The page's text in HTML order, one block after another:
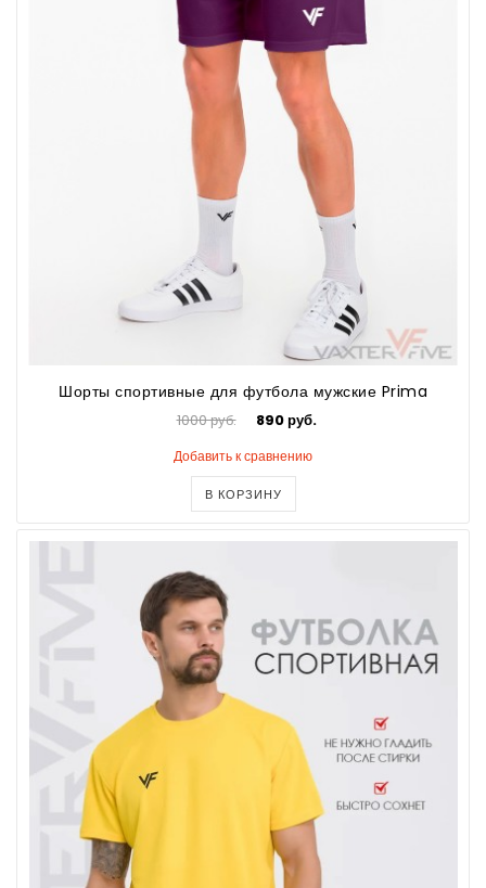
Шорты спортивные для футбола мужские Prima
1000 руб. 890 руб.
Добавить к сравнению
В КОРЗИНУ